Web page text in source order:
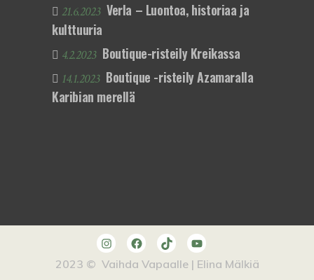
21.6.2023 Verla – Luontoa, historiaa ja
kulttuuria
4.2.2023 Boutique-risteily Kreikassa
14.1.2023 Boutique -risteily Azamaralla
Karibian merellä
Instagram
FacebookTikTokYouTube
2023 © Vaihda Vapaalle | Elina Mälkiä